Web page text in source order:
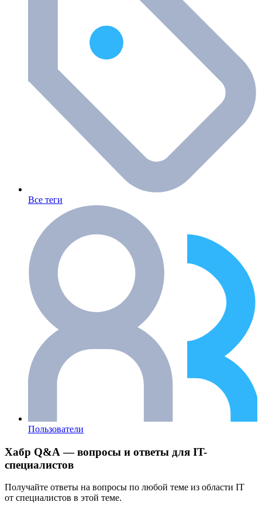
Все теги
Пользователи
Хабр Q&A — вопросы и ответы для IT-
специалистов
Получайте ответы на вопросы по любой теме из области IT
от специалистов в этой теме.